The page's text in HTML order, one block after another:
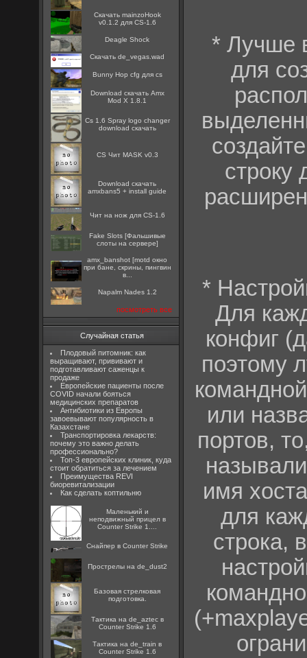
Скачать mainzoHook
v0.1.2 для CS-1.6
Deagle Shock
Скачать de_vegas.wad
Bunny Hop cfg для cs
Download скачать Amx
Mod X 1.8.1
Cs 1.6 Spray logo changer
download скачать
CS Чит MASK v0.3
Download скачать
amxbans5 + install guide
Чит на нож для CS-1.6
Fake Slots [Фальшивые
слоты на сервере]
amx_banshot [motd окно
при бане, скрины, пингвин
в...
Napalm Nades 1.2
посмотреть все
Случайная статья
Плодовый питомник: как
выращивают, прививают и
подготавливают саженцы к
продаже
Европейские пациенты после
COVID начали бояться
медицинских препаратов
Антибиотики из Европы
завоевывают популярность в
Казахстане
Транспортировка лекарств:
почему это важно делать
профессионально?
Топ-3 европейских клиник, куда
стоит обратиться за лечением
Преимущества REVI
биоревитализации
Как сделать коптильню
Маленький и
неподвижный прицел в
Counter Strike 1....
Снайпер в Counter Strike
Прострелы на de_dust2
Базовая стрелковая
подготовка.
Тактика на de_aztec в
Counter Strike 1.6
Тактика на de_train в
Counter Strike 1.6
* Лучше
для
строку
*
Для
конфиг
поэтому
или
портов,
имя
для
строка,